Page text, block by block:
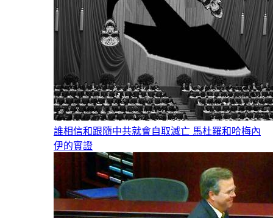
誰相信和跟隨中共就會自取滅亡 馬杜羅和哈梅內
伊的實證